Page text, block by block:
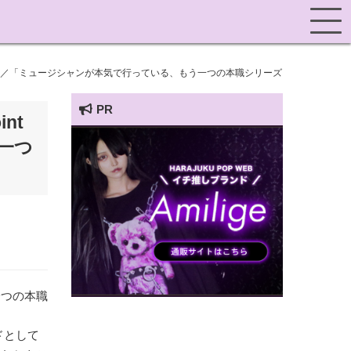
ミュージシャンが本気で行っている、もう一つの本職シリーズ
つ
の本職
して
PR
HARAJUKU POP TV